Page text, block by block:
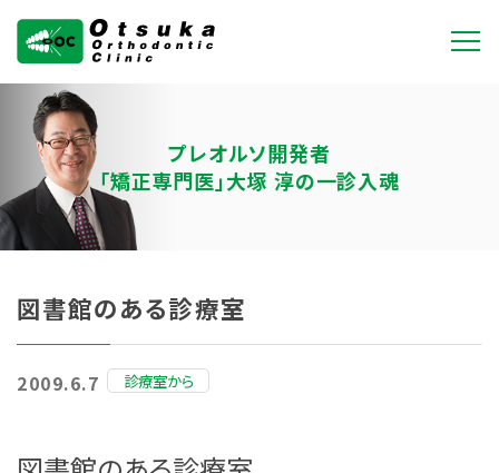
大塚矯正歯科クリニ
ック
プレオルソ開発者
「矯正専門医」大塚 淳の一診入魂
図書館のある診療室
2009.6.7 診療室から